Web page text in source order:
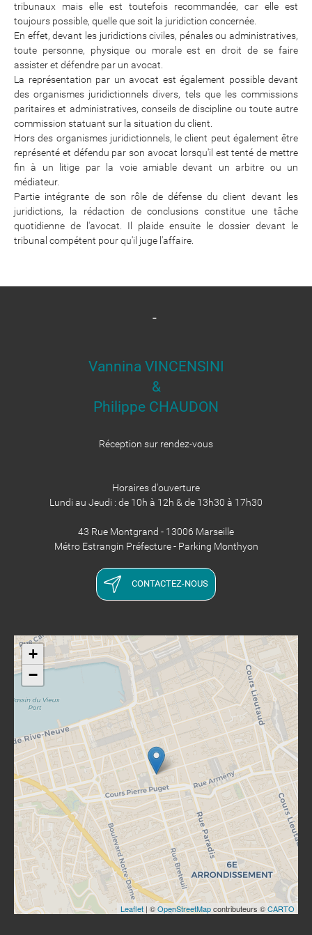
tribunaux mais elle est toutefois recommandée, car elle est
toujours possible, quelle que soit la juridiction concernée.
En effet, devant les juridictions civiles, pénales ou administratives,
toute personne, physique ou morale est en droit de se faire
assister et défendre par un avocat.
La représentation par un avocat est également possible devant
des organismes juridictionnels divers, tels que les commissions
paritaires et administratives, conseils de discipline ou toute autre
commission statuant sur la situation du client.
Hors des organismes juridictionnels, le client peut également être
représenté et défendu par son avocat lorsqu'il est tenté de mettre
fin à un litige par la voie amiable devant un arbitre ou un
médiateur.
Partie intégrante de son rôle de défense du client devant les
juridictions, la rédaction de conclusions constitue une tâche
quotidienne de l'avocat. Il plaide ensuite le dossier devant le
tribunal compétent pour qu'il juge l'affaire.
-
Vannina VINCENSINI
&
​​​​​​​Philippe CHAUDON
Réception sur rendez-vous
Horaires d'ouverture
Lundi au Jeudi : de 10h à 12h & de 13h30 à 17h30
43 Rue Montgrand - 13006 Marseille
Métro Estrangin Préfecture - Parking Monthyon
CONTACTEZ-NOUS
+
−
Leaflet | ©OpenStreetMapcontributeurs ©CARTO